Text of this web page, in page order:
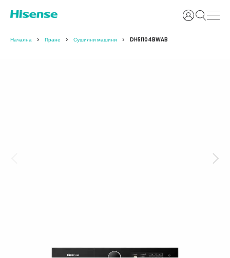
Вход
Начална Пране Сушилни машини DH5I104BWAB